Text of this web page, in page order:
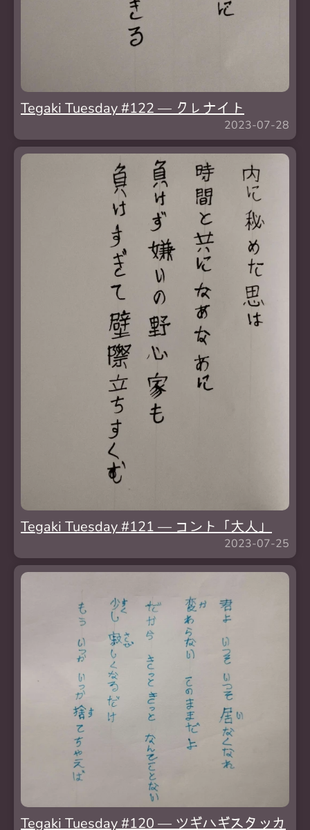
Tegaki Tuesday #122 — クレナイト
2023-07-28
Tegaki Tuesday #121 — コント「大人」
2023-07-25
Tegaki Tuesday #120 — ツギハギスタッカ